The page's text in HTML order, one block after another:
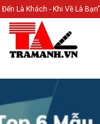
Đến Là Khách - Khi Về Là Bạn"